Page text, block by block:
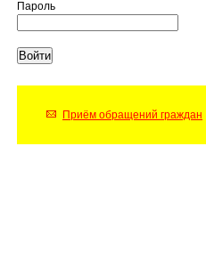
Пароль
Приём обращений граждан